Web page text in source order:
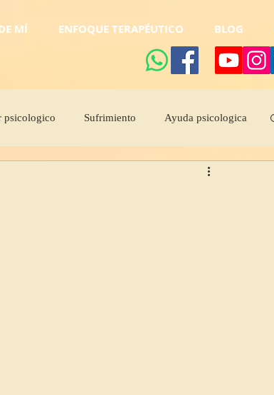
MÍ ENFOQUE TERAPÉUTICO BLOG
psicologico Sufrimiento Ayuda psicologica
Dormir demasiado